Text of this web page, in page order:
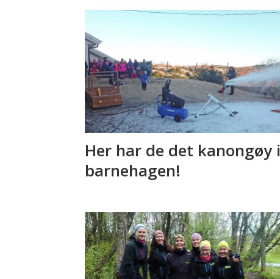
Her har de det kanongøy i
barnehagen!